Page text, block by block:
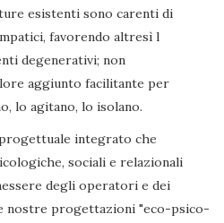
esistenti sono carenti di
favorendo altresì l
degenerativi; non
aggiunto facilitante per
lo agitano, lo isolano.
integrato che
sociali e relazionali
degli operatori e dei
nostre progettazioni "eco-psico-